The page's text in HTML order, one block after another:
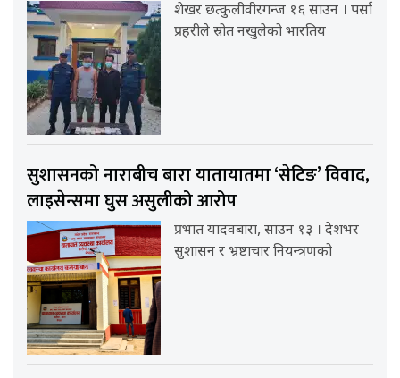
शेखर छत्कुलीवीरगन्ज १६ साउन । पर्सा
प्रहरीले स्रोत नखुलेको भारतिय
सुशासनको नाराबीच बारा यातायातमा ‘सेटिङ’ विवाद,
लाइसेन्समा घुस असुलीको आरोप
प्रभात यादवबारा, साउन १३ । देशभर
सुशासन र भ्रष्टाचार नियन्त्रणको